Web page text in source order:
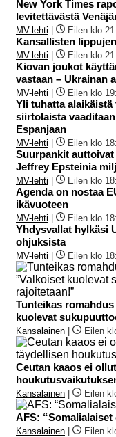
New York Times
levitettävästä
MV-lehti Eilen klo
Kansallisten
MV-lehti Eilen klo
Kiovan joukot
vastaan – Ukrainan
MV-lehti Eilen klo
Yli tuhatta
siirtolaista
Espanjaan
MV-lehti Eilen klo
Suurpankit
Jeffrey Epsteinia
MV-lehti Eilen klo
Agenda on nostaa
ikävuoteen
MV-lehti Eilen klo
Yhdysvallat hylkäsi
ohjuksista
MV-lehti Eilen klo
Tunteikas
kuolevat
Kansalainen Eilen
Ceutan kaaos ei
Kansalainen Eilen
AFS:
Kansalainen Eilen